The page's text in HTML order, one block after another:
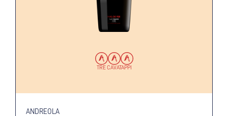
TRE CAVATAPPI
ANDREOLA